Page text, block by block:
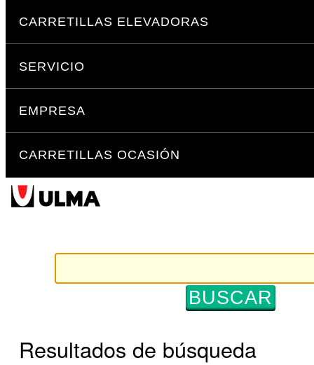
Saltar
a
navegación
CARRETILLAS ELEVADORAS
SERVICIO
EMPRESA
CARRETILLAS OCASIÓN
Resultados de búsqueda